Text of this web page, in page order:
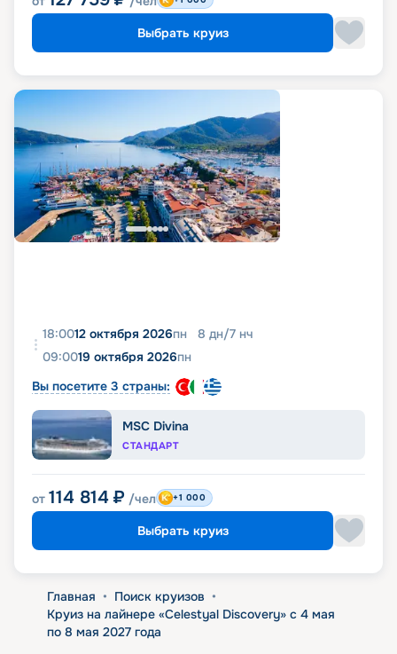
Выбрать круиз
18:0012 октября 2026пн 8 дн/7 нч
09:0019 октября 2026пн
Вы посетите 3 страны:
MSC Divina
СТАНДАРТ
от 114 814 ₽ /чел +1 000
Выбрать круиз
Главная • Поиск круизов •
Круиз на лайнере «Celestyal Discovery» с 4 мая
по 8 мая 2027 года